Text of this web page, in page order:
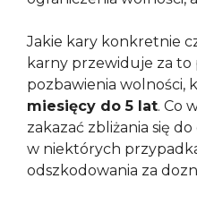
Jakie kary konkretnie
karny przewiduje za
pozbawienia wolności,
miesięcy do 5 lat. Co
zakazać zbliżania się
w niektórych
odszkodowania za